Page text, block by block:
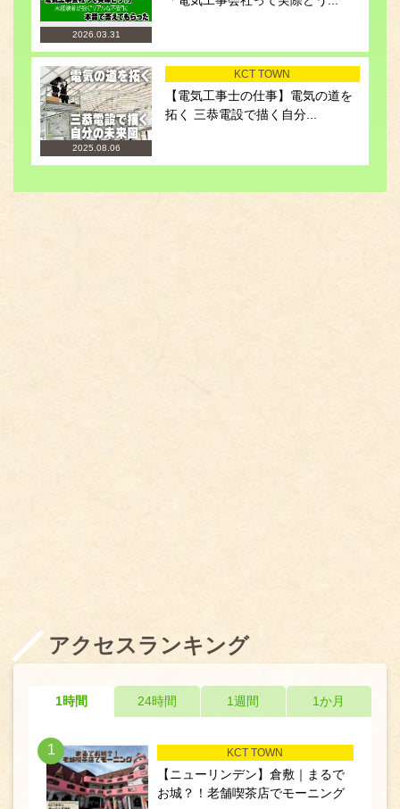
2026.03.31
2025.08.06
KCT TOWN
【電気工事士の仕事】電気の道を
拓く 三恭電設で描く自分...
アクセスランキング
1時間 24時間 1週間 1か月
1 KCT TOWN
【ニューリンデン】倉敷｜まるで
お城？！老舗喫茶店でモーニング